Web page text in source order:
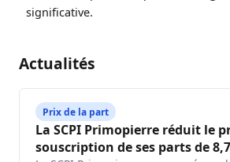
significative.
Actualités
Prix de la part
La SCPI Primopierre réduit le
souscription de ses parts de